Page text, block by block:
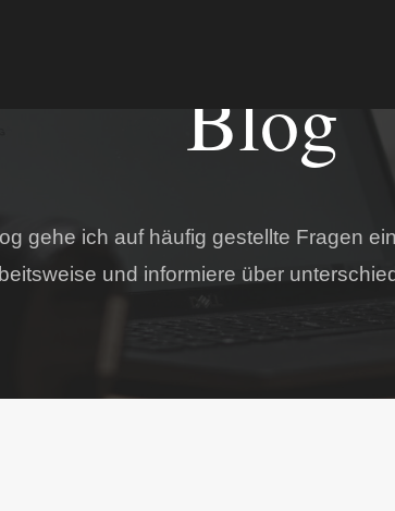
Blog
gehe ich auf häufig gestellte Fragen
und informiere über